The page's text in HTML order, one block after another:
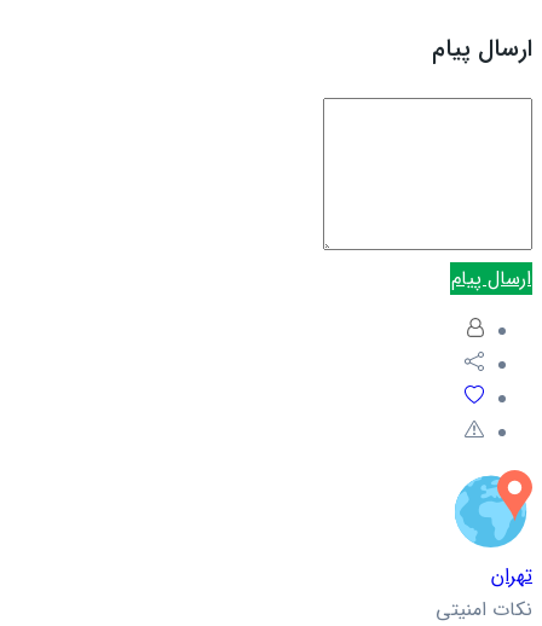
ارسال پیام
ارسال پیام
تهران
نکات امنیتی